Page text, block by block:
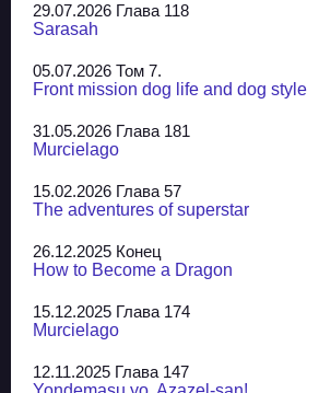
29.07.2026 Глава 118
Sarasah
05.07.2026 Том 7.
Front mission dog life and dog style
31.05.2026 Глава 181
Murcielago
15.02.2026 Глава 57
The adventures of superstar
26.12.2025 Конец
How to Become a Dragon
15.12.2025 Глава 174
Murcielago
12.11.2025 Глава 147